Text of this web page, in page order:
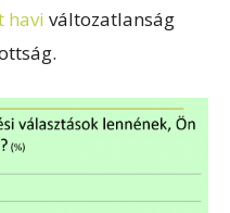
havi változatlanság